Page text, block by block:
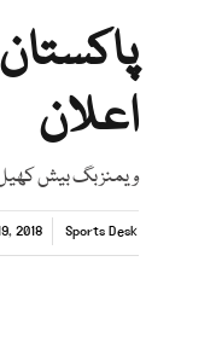
اعلان
ویمنز بگ بیش کھیل
Sports Desk
2018